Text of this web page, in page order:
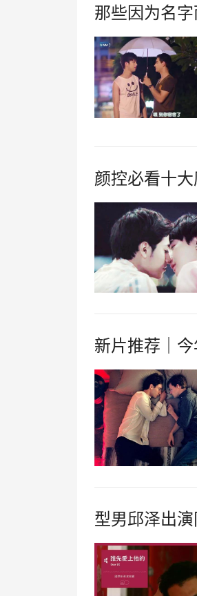
那些因为名
颜控必看十
新片推荐｜
型男邱泽出